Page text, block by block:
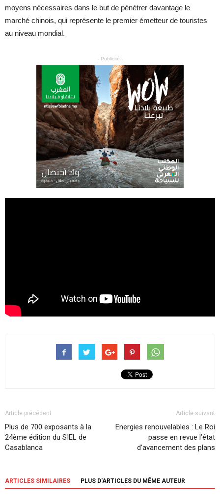
moyens nécessaires dans le but de pénétrer davantage le
marché chinois, qui représente le premier émetteur de touristes
au niveau mondial.
- Publicité -
Article précédent
Plus de 700 exposants à la
24ème édition du SIEL de
Casablanca
Article suivant
Energies renouvelables : Le Roi
passe en revue l’état
d’avancement des plans
ARTICLES SIMILAIRES PLUS D'ARTICLES DU MÊME AUTEUR